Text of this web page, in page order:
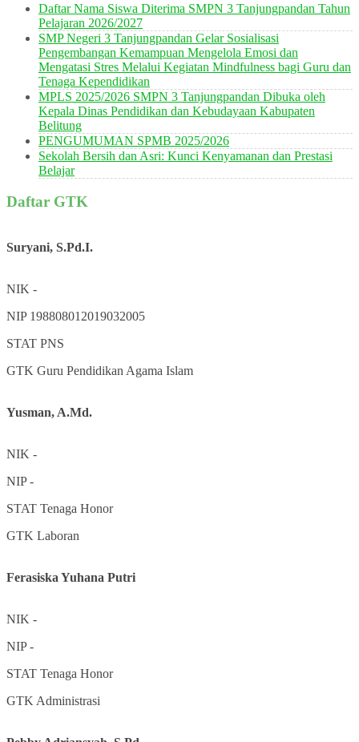
Daftar Nama Siswa Diterima SMPN 3 Tanjungpandan Tahun
Pelajaran 2026/2027
SMP Negeri 3 Tanjungpandan Gelar Sosialisasi
Pengembangan Kemampuan Mengelola Emosi dan
Mengatasi Stres Melalui Kegiatan Mindfulness bagi Guru dan
Tenaga Kependidikan
MPLS 2025/2026 SMPN 3 Tanjungpandan Dibuka oleh
Kepala Dinas Pendidikan dan Kebudayaan Kabupaten
Belitung
PENGUMUMAN SPMB 2025/2026
Sekolah Bersih dan Asri: Kunci Kenyamanan dan Prestasi
Belajar
Daftar GTK
Suryani, S.Pd.I.
NIK -
NIP 198808012019032005
STAT PNS
GTK Guru Pendidikan Agama Islam
Yusman, A.Md.
NIK -
NIP-
STAT Tenaga Honor
GTK Laboran
Ferasiska Yuhana Putri
NIK -
NIP-
STAT Tenaga Honor
GTK Administrasi